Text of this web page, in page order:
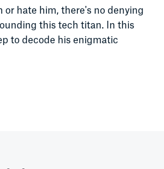
or hate him, there's no denying
this tech titan. In this
to decode his enigmatic